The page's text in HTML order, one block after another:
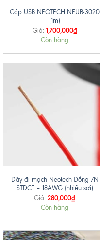
Cáp USB NEOTECH NEUB-3020
(1m)
Giá: 1,700,000₫
Còn hàng
Dây đi mạch Neotech Đồng 7N
STDCT – 18AWG (nhiều sợi)
Giá: 280,000₫
Còn hàng